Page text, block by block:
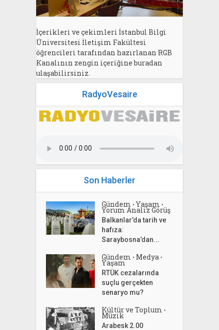
İçerikleri ve çekimleri İstanbul Bilgi
Üniversitesi İletişim Fakültesi
öğrencileri tarafından hazırlanan RGB
Kanalının zengin içeriğine buradan
ulaşabilirsiniz.
RadyoVesaire
Son Haberler
Gündem • Yaşam •
Yorum Analiz Görüş
Balkanlar’da tarih ve
hafıza:
Saraybosna’dan...
Gündem • Medya •
Yaşam
RTÜK cezalarında
suçlu gerçekten
senaryo mu?
Kültür ve Toplum •
Müzik
Arabesk 2.00